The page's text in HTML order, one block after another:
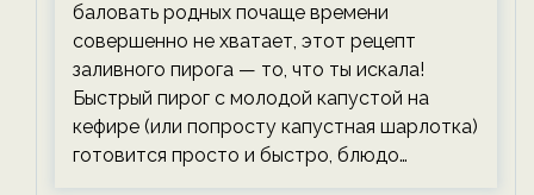
баловать родных почаще времени
совершенно не хватает, этот рецепт
заливного пирога — то, что ты искала!
Быстрый пирог с молодой капустой на
кефире (или попросту капустная шарлотка)
готовится просто и быстро, блюдо…